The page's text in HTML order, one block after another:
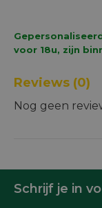
voor 18u, zijn
Reviews (0)
Nog geen
Schrijf je in